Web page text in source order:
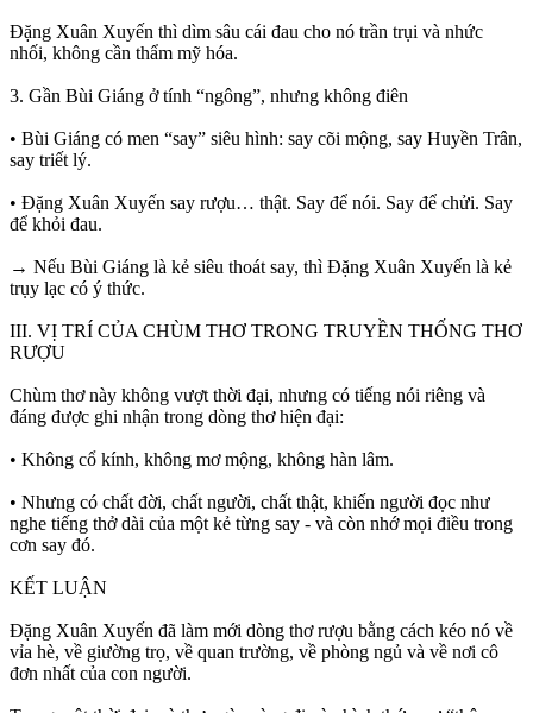
Đặng Xuân Xuyến thì dìm sâu cái đau cho nó trần trụi và nhức
nhối, không cần thẩm mỹ hóa.
3. Gần Bùi Giáng ở tính “ngông”, nhưng không điên
• Bùi Giáng có men “say” siêu hình: say cõi mộng, say Huyền Trân,
say triết lý.
• Đặng Xuân Xuyến say rượu… thật. Say để nói. Say để chửi. Say
để khỏi đau.
→ Nếu Bùi Giáng là kẻ siêu thoát say, thì Đặng Xuân Xuyến là kẻ
trụy lạc có ý thức.
III. VỊ TRÍ CỦA CHÙM THƠ TRONG TRUYỀN THỐNG THƠ
RƯỢU
Chùm thơ này không vượt thời đại, nhưng có tiếng nói riêng và
đáng được ghi nhận trong dòng thơ hiện đại:
• Không cổ kính, không mơ mộng, không hàn lâm.
• Nhưng có chất đời, chất người, chất thật, khiến người đọc như
nghe tiếng thở dài của một kẻ từng say - và còn nhớ mọi điều trong
cơn say đó.
KẾT LUẬN
Đặng Xuân Xuyến đã làm mới dòng thơ rượu bằng cách kéo nó về
vỉa hè, về giường trọ, về quan trường, về phòng ngủ và về nơi cô
đơn nhất của con người.